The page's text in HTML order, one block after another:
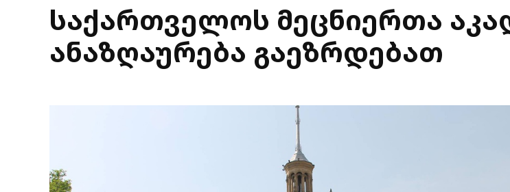
საქართველოს მეცნიერთა
ანაზღაურება გაეზრდებათ